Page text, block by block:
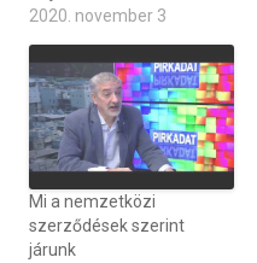
2020. november 3
Mi a nemzetközi
szerződések szerint
járunk